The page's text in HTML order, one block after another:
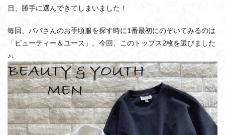
日、勝手に選んできてしまいました！
毎回、パパさんのお手頃服を探す時に1番最初にのぞいてみるのは
「ビューティー＆ユース」。今回、このトップス2枚を選びました
♪↓